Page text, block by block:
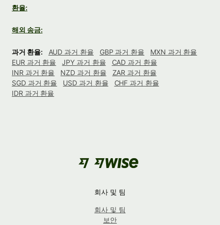
환율:
해외 송금:
과거 환율: AUD 과거 환율 GBP 과거 환율
MXN 과거 환율
EUR 과거 환율
JPY 과거 환율
CAD 과거 환율
INR 과거 환율
NZD 과거 환율
ZAR 과거 환율
SGD 과거 환율
USD 과거 환율
CHF 과거 환율
IDR 과거 환율
회사 및 팀
회사 및 팀
보안